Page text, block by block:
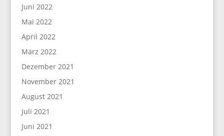
Juni 2022
Mai 2022
April 2022
März 2022
Dezember 2021
November 2021
August 2021
Juli 2021
Juni 2021